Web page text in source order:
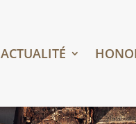
ACTUALITÉ